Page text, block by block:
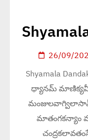
26/09/
Shyamala
ధ్యానమ్
మాతంగకన్యాం